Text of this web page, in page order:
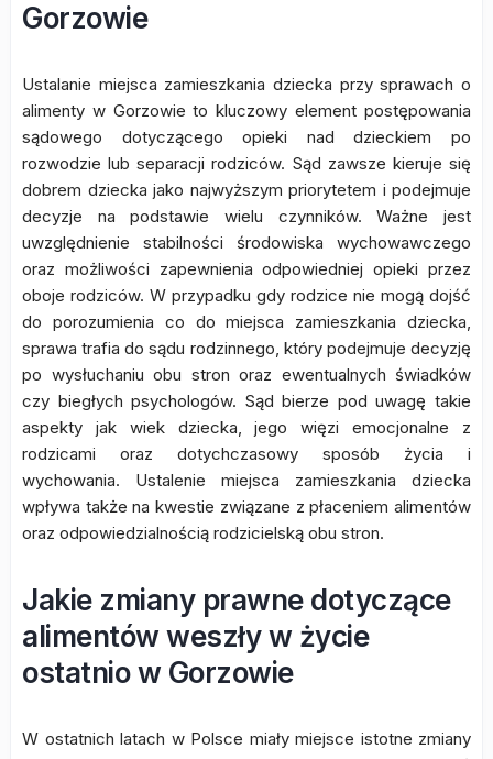
Gorzowie
Ustalanie miejsca zamieszkania dziecka przy sprawach o
alimenty w Gorzowie to kluczowy element postępowania
sądowego dotyczącego opieki nad dzieckiem po
rozwodzie lub separacji rodziców. Sąd zawsze kieruje się
dobrem dziecka jako najwyższym priorytetem i podejmuje
decyzje na podstawie wielu czynników. Ważne jest
uwzględnienie stabilności środowiska wychowawczego
oraz możliwości zapewnienia odpowiedniej opieki przez
oboje rodziców. W przypadku gdy rodzice nie mogą dojść
do porozumienia co do miejsca zamieszkania dziecka,
sprawa trafia do sądu rodzinnego, który podejmuje decyzję
po wysłuchaniu obu stron oraz ewentualnych świadków
czy biegłych psychologów. Sąd bierze pod uwagę takie
aspekty jak wiek dziecka, jego więzi emocjonalne z
rodzicami oraz dotychczasowy sposób życia i
wychowania. Ustalenie miejsca zamieszkania dziecka
wpływa także na kwestie związane z płaceniem alimentów
oraz odpowiedzialnością rodzicielską obu stron.
Jakie zmiany prawne dotyczące
alimentów weszły w życie
ostatnio w Gorzowie
W ostatnich latach w Polsce miały miejsce istotne zmiany